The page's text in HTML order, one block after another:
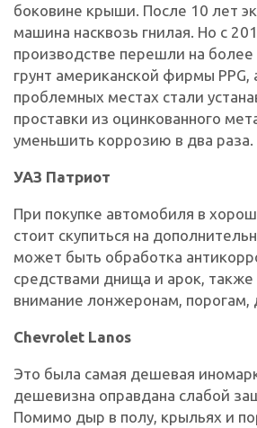
боковине крыши. После 10 лет
машина насквозь гнилая. Но с
производстве перешли на
грунт американской фирмы PPG,
проблемных местах стали
проставки из оцинкованного
уменьшить коррозию в два раза.
УАЗ Патриот
При покупке автомобиля в
стоит скупиться на
может быть обработка
средствами днища и арок, также
внимание лонжеронам, порогам,
Chevrolet Lanos
Это была самая дешевая
дешевизна оправдана слабой
Помимо дыр в полу, крыльях и